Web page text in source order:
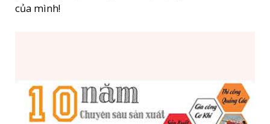
của mình!